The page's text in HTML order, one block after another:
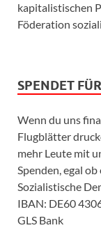
kapitalistischen
Föderation
SPENDET
Wenn du uns
Flugblätter
mehr Leute mit
Spenden, egal
Sozialistische
IBAN: DE60
GLS Bank